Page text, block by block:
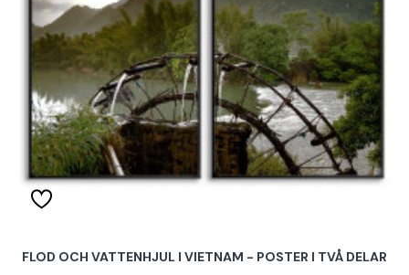
FLOD OCH VATTENHJUL I VIETNAM - POSTER I TVÅ DELAR